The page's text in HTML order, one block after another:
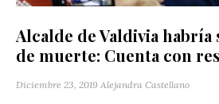
Alcalde de Valdivia habría
de muerte: Cuenta con
Diciembre 23, 2019 Alejandra Castellano